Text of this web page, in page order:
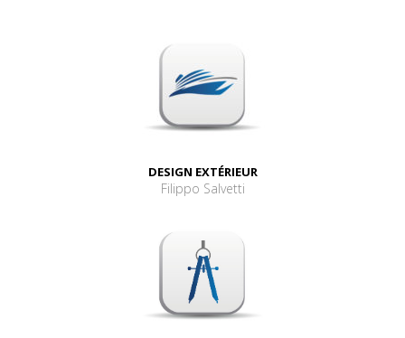
DESIGN EXTÉRIEUR
Filippo Salvetti